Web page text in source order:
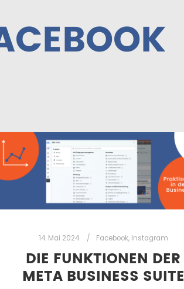
14. Mai 2024 Facebook, Instagram
DIE FUNKTIONEN DER
META BUSINESS SUITE